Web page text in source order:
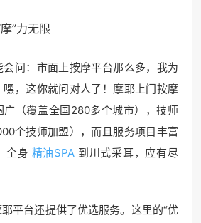
”力无限
问：市面上按摩平台那么多，我为
，这你就问对人了！摩耶上门按摩
广（覆盖全国280多个城市），技师
个技师加盟），而且服务项目丰富
全身 精油SPA 到川式采耳，应有尽
平台还提供了优选服务。这里的“优